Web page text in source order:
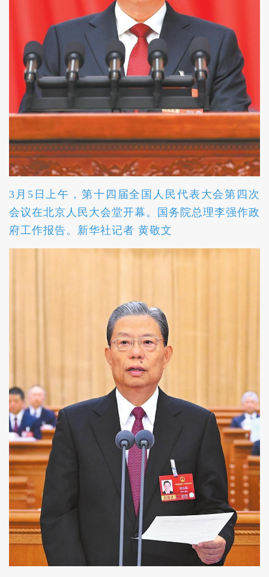
3月5日上午，第十四届全国人民代表大会第四次
会议在北京人民大会堂开幕。国务院总理李强作政
府工作报告。新华社记者 黄敬文